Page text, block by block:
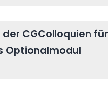
CGColloquien für
Optionalmodul